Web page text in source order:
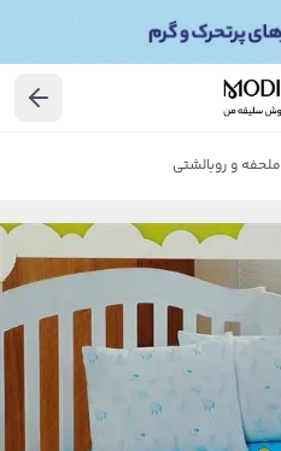
ملحفه و روبالشتی